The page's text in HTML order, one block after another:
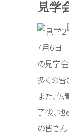
見学
7月6日
の見学
多くの皆
また、
了後、
の皆さ